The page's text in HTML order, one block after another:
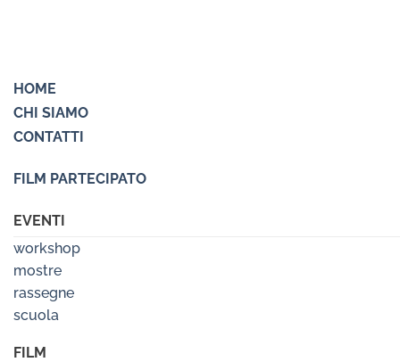
HOME
CHI SIAMO
CONTATTI
FILM PARTECIPATO
EVENTI
workshop
mostre
rassegne
scuola
FILM